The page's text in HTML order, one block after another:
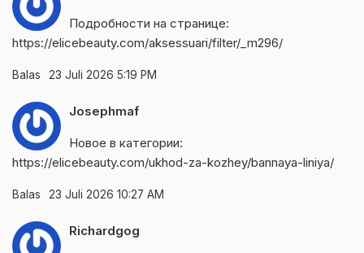
Подробности на странице:
https://elicebeauty.com/aksessuari/filter/_m296/
Balas 23 Juli 2026 5:19 PM
Josephmaf
Новое в категории:
https://elicebeauty.com/ukhod-za-kozhey/bannaya-liniya/
Balas 23 Juli 2026 10:27 AM
Richardgog